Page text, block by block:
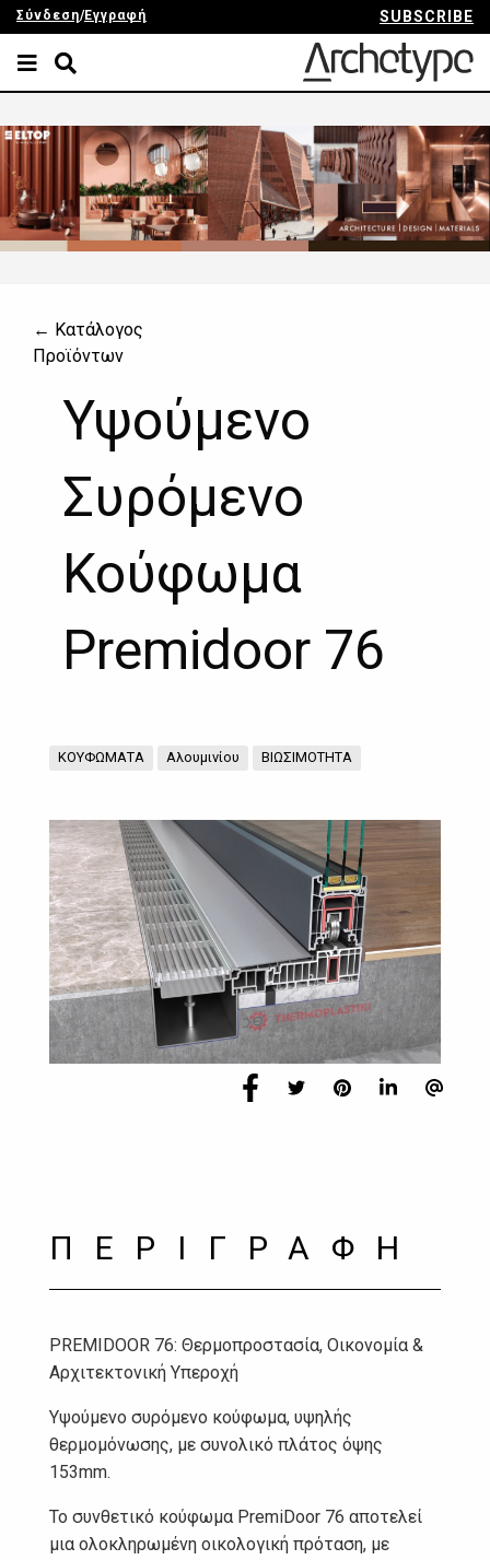
Σύνδεση/Εγγραφή SUBSCRIBE
← Κατάλογος
Προϊόντων
Υψούμενο
Συρόμενο
Κούφωμα
Premidoor 76
ΚΟΥΦΩΜΑΤΑ Αλουμινίου ΒΙΩΣΙΜΟΤΗΤΑ
ΠΕΡΙΓΡΑΦΗ
PREMIDOOR 76: Θερμοπροστασία, Οικονομία &
Αρχιτεκτονική Υπεροχή
Υψούμενο συρόμενο κούφωμα, υψηλής
θερμομόνωσης, με συνολικό πλάτος όψης
153mm.
Το συνθετικό κούφωμα PremiDoor 76 αποτελεί
μια ολοκληρωμένη οικολογική πρόταση, με